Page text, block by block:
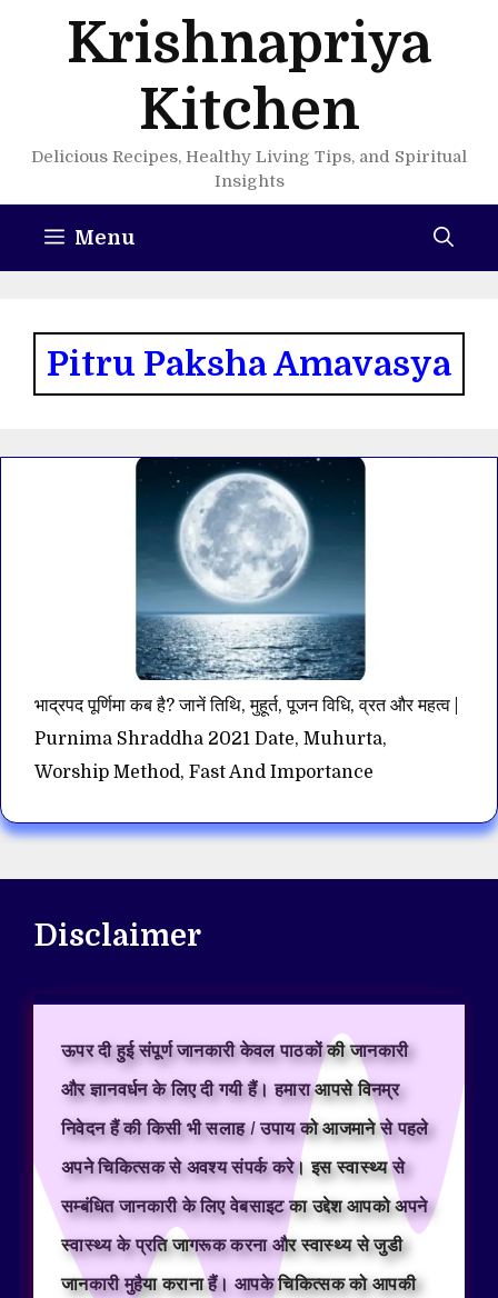
Krishnapriya
Kitchen
Delicious Recipes, Healthy Living Tips, and Spiritual
Insights
Menu
Pitru Paksha Amavasya
भाद्रपद पूर्णिमा कब है? जानें तिथि, मुहूर्त, पूजन विधि, व्रत और महत्व |
Purnima Shraddha 2021 Date, Muhurta,
Worship Method, Fast And Importance
Disclaimer
ऊपर दी हुई संपूर्ण जानकारी केवल पाठकों की जानकारी
और ज्ञानवर्धन के लिए दी गयी हैं। हमारा आपसे विनम्र
निवेदन हैं की किसी भी सलाह / उपाय को आजमाने से पहले
अपने चिकित्सक से अवश्य संपर्क करे। इस स्वास्थ्य से
सम्बंधित जानकारी के लिए वेबसाइट का उद्देश आपको अपने
स्वास्थ्य के प्रति जागरूक करना और स्वास्थ्य से जुडी
जानकारी मुहैया कराना हैं। आपके चिकित्सक को आपकी